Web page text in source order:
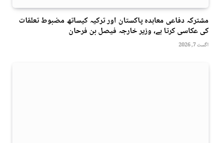
مشترکہ دفاعی معاہدہ پاکستان اور ترکیہ کیساتھ مضبوط تعلقات
کی عکاسی کرتا ہے، وزیر خارجہ فیصل بن فرحان
اگست 7, 2026